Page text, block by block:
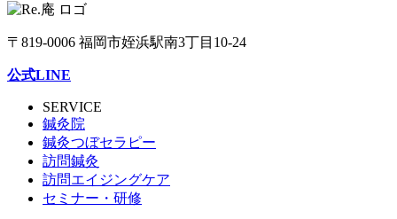
〒819-0006 福岡市姪浜駅南3丁目10-24
公式LINE
SERVICE
鍼灸院
鍼灸つぼセラピー
訪問鍼灸
訪問エイジングケア
セミナー・研修